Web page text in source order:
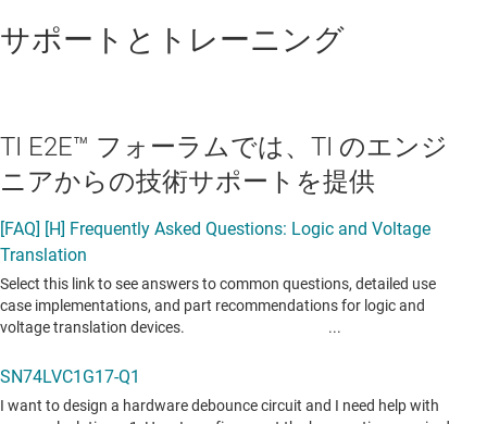
サポートとトレーニング
TI E2E™ フォーラムでは、TI のエンジ
ニアからの技術サポートを提供